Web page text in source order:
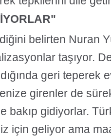
belirten Nuran
taşıyor.
geri teperek
girenler de
bakıp gidiyorlar.
için geliyor ama